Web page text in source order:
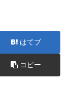
はてブ
コピー